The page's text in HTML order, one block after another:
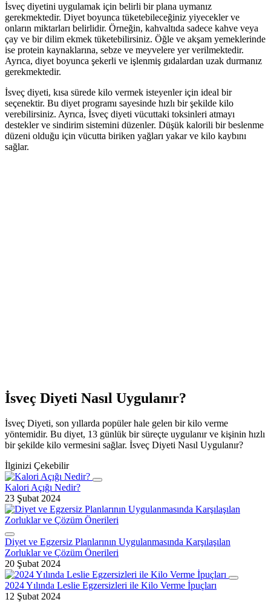
İsveç diyetini uygulamak için belirli bir plana uymanız
gerekmektedir. Diyet boyunca tüketebileceğiniz yiyecekler ve
onların miktarları belirlidir. Örneğin, kahvaltıda sadece kahve veya
çay ve bir dilim ekmek tüketebilirsiniz. Öğle ve akşam yemeklerinde
ise protein kaynaklarına, sebze ve meyvelere yer verilmektedir.
Ayrıca, diyet boyunca şekerli ve işlenmiş gıdalardan uzak durmanız
gerekmektedir.
İsveç diyeti, kısa sürede kilo vermek isteyenler için ideal bir
seçenektir. Bu diyet programı sayesinde hızlı bir şekilde kilo
verebilirsiniz. Ayrıca, İsveç diyeti vücuttaki toksinleri atmayı
destekler ve sindirim sistemini düzenler. Düşük kalorili bir beslenme
düzeni olduğu için vücutta biriken yağları yakar ve kilo kaybını
sağlar.
İsveç Diyeti Nasıl Uygulanır?
İsveç Diyeti, son yıllarda popüler hale gelen bir kilo verme
yöntemidir. Bu diyet, 13 günlük bir süreçte uygulanır ve kişinin hızlı
bir şekilde kilo vermesini sağlar. İsveç Diyeti Nasıl Uygulanır?
İlginizi Çekebilir
Kalori Açığı Nedir?
23 Şubat 2024
Diyet ve Egzersiz Planlarının Uygulanmasında Karşılaşılan
Zorluklar ve Çözüm Önerileri
20 Şubat 2024
2024 Yılında Leslie Egzersizleri ile Kilo Verme İpuçları
12 Şubat 2024